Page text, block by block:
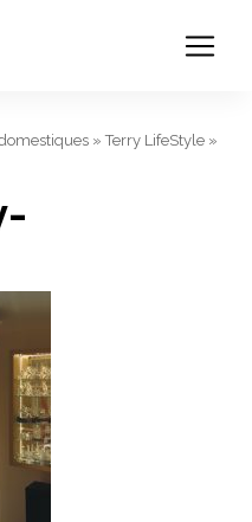
»Terry LifeStyle »